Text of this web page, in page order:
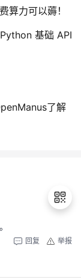
算力可以薅！
基础 API
了解
举报
回复